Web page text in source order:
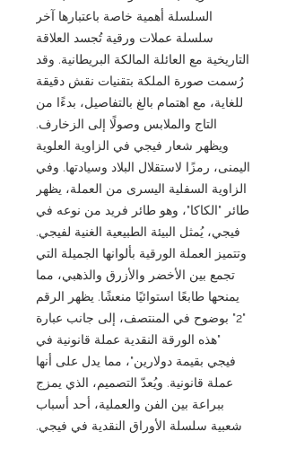
السلسلة أهمية خاصة باعتبارها آخر
سلسلة عملات ورقية تُجسد العلاقة
التاريخية مع العائلة المالكة البريطانية. وقد
رُسمت صورة الملكة بتقنيات نقش دقيقة
للغاية، مع اهتمام بالغ بالتفاصيل، بدءًا من
التاج والملابس وصولًا إلى الزخارف.
ويظهر شعار فيجي في الزاوية العلوية
اليمنى، رمزًا لاستقلال البلاد وسيادتها. وفي
الزاوية السفلية اليسرى من العملة، يظهر
طائر "الكاكا"، وهو طائر فريد من نوعه في
فيجي، يُمثل البيئة الطبيعية الغنية لفيجي.
وتتميز العملة الورقية بألوانها الجميلة التي
تجمع بين الأخضر والأزرق والذهبي، مما
يمنحها طابعًا استوائيًا منعشًا. يظهر الرقم
"2" بوضوح في المنتصف، إلى جانب عبارة
"هذه الورقة النقدية عملة قانونية في
فيجي بقيمة دولارين"، مما يدل على أنها
عملة قانونية. ويُعدّ التصميم، الذي يمزج
ببراعة بين الفن والعملية، أحد أسباب
شعبية سلسلة الأوراق النقدية في فيجي.